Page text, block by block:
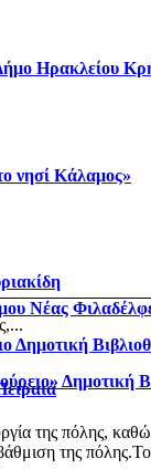
Ηρακλείου
νησί Κάλαμος»
της πόλης,
της
Νέας
Δημοτική
Δημοτική